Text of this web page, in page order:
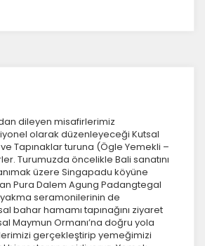
HER ZAMAN AKTIF
güvenlik ve temel site işlevleri için
olmadan site düzgün çalışmaz ve
dileyen misafirlerimiz
olarak düzenleyeceği Kutsal
Tapınaklar turuna (Ögle Yemekli –
Turumuzda öncelikle Bali sanatını
üzere Singapadu köyüne
Pura Dalem Agung Padangtegal
yakma seramonilerinin de
bahar hamamı tapınağını ziyaret
Maymun Ormanı’na doğru yola
gerçekleştirip yemeğimizi